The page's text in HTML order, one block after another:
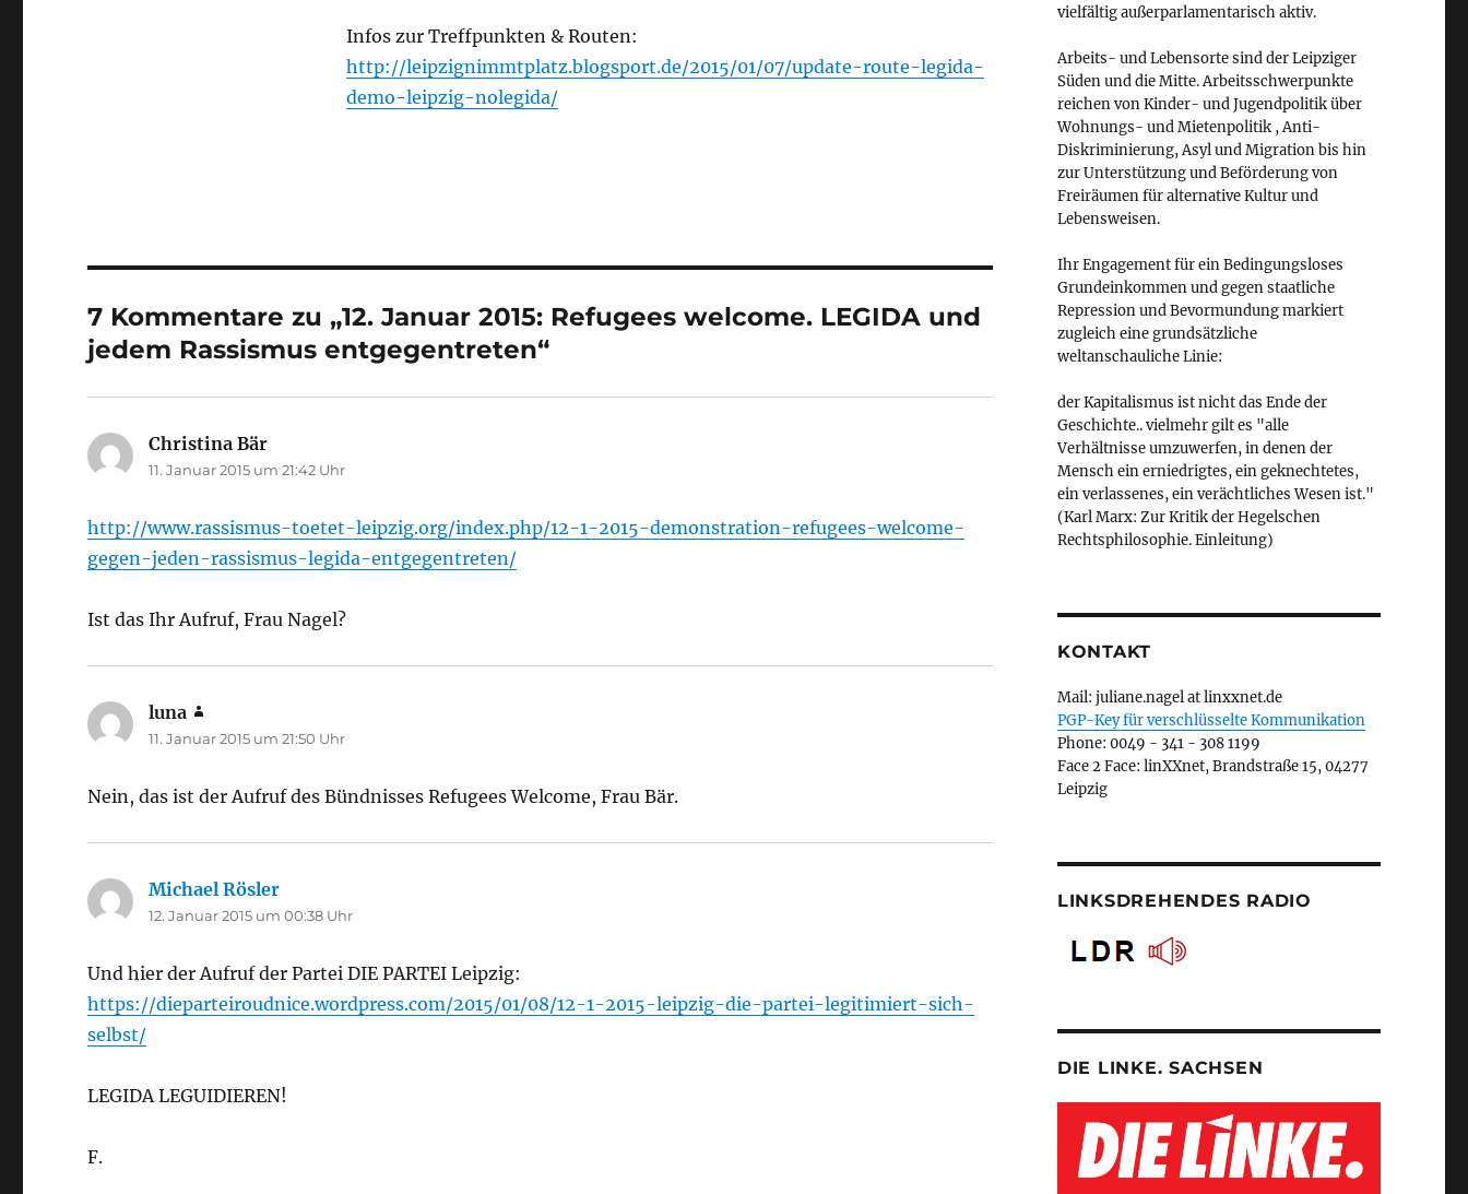
Infos zur Treffpunkten & Routen:
http://leipzignimmtplatz.blogsport.de/2015/01/07/update-route-legida-
demo-leipzig-nolegida/
7 Kommentare zu „12. Januar 2015: Refugees welcome. LEGIDA und
jedem Rassismus entgegentreten“
Christina Bär
11. Januar 2015 um 21:42 Uhr
http://www.rassismus-toetet-leipzig.org/index.php/12-1-2015-demonstration-refugees-welcome-
gegen-jeden-rassismus-legida-entgegentreten/
Ist das Ihr Aufruf, Frau Nagel?
luna
11. Januar 2015 um 21:50 Uhr
Nein, das ist der Aufruf des Bündnisses Refugees Welcome, Frau Bär.
Michael Rösler
12. Januar 2015 um 00:38 Uhr
Und hier der Aufruf der Partei DIE PARTEI Leipzig:
https://dieparteiroudnice.wordpress.com/2015/01/08/12-1-2015-leipzig-die-partei-legitimiert-sich-
selbst/
LEGIDA LEGUIDIEREN!
F.
vielfältig außerparlamentarisch aktiv.
Arbeits- und Lebensorte sind der Leipziger
Süden und die Mitte. Arbeitsschwerpunkte
reichen von Kinder- und Jugendpolitik über
Wohnungs- und Mietenpolitik , Anti-
Diskriminierung, Asyl und Migration bis hin
zur Unterstützung und Beförderung von
Freiräumen für alternative Kultur und
Lebensweisen.
Ihr Engagement für ein Bedingungsloses
Grundeinkommen und gegen staatliche
Repression und Bevormundung markiert
zugleich eine grundsätzliche
weltanschauliche Linie:
der Kapitalismus ist nicht das Ende der
Geschichte.. vielmehr gilt es "alle
Verhältnisse umzuwerfen, in denen der
Mensch ein erniedrigtes, ein geknechtetes,
ein verlassenes, ein verächtliches Wesen ist."
(Karl Marx: Zur Kritik der Hegelschen
Rechtsphilosophie. Einleitung)
KONTAKT
Mail: juliane.nagel at linxxnet.de
PGP-Key für verschlüsselte Kommunikation
Phone: 0049 - 341 - 308 1199
Face 2 Face: linXXnet, Brandstraße 15, 04277
Leipzig
LINKSDREHENDES RADIO
DIE LINKE. SACHSEN